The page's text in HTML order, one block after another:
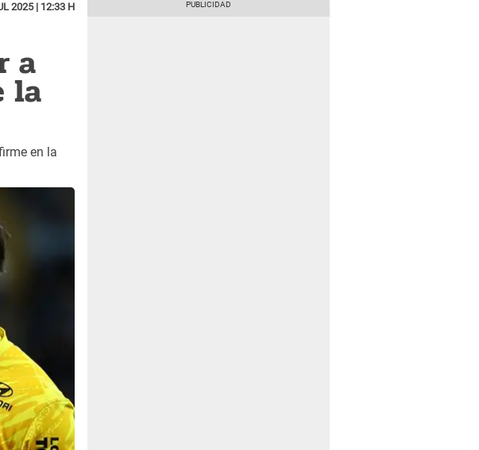
2025 | 12:33 H
a
la
en la